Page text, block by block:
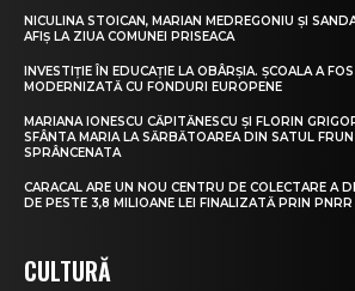
NICULINA STOICAN, MARIAN MEDREGONIU ȘI
AFIȘ LA ZIUA COMUNEI PRISEACA
INVESTIȚIE ÎN EDUCAȚIE LA OBÂRȘIA. ȘCOALA A
MODERNIZATĂ CU FONDURI EUROPENE
MARIANA IONESCU CĂPITĂNESCU ȘI FLORIN
SFÂNTA MARIA LA SĂRBĂTOAREA DIN SATUL
SPRÂNCENATA
CARACAL ARE UN NOU CENTRU DE COLECTARE A
DE PESTE 3,8 MILIOANE LEI FINALIZATĂ PRIN PNRR
CULTURĂ